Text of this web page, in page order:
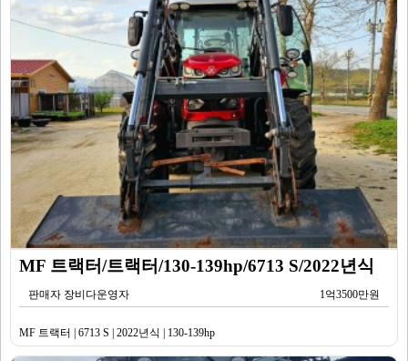
MF 트랙터/트랙터/130-139hp/6713 S/2022년식
판매자 장비다운영자 1억3500만원
MF 트랙터 | 6713 S | 2022년식 | 130-139hp